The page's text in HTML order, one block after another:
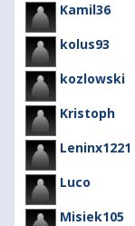
Kamil36
kolus93
kozlowski
Kristoph
Leninx1221
Luco
Misiek105